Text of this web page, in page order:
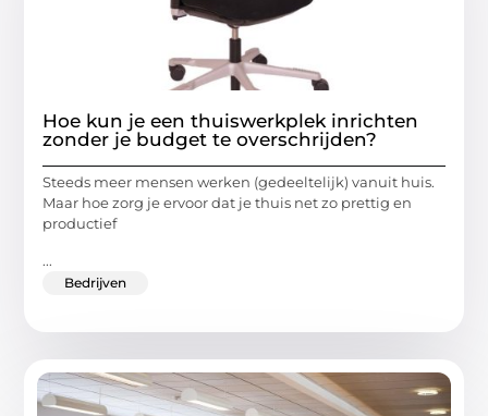
Hoe kun je een thuiswerkplek inrichten
zonder je budget te overschrijden?
Steeds meer mensen werken (gedeeltelijk) vanuit huis.
Maar hoe zorg je ervoor dat je thuis net zo prettig en
productief
...
Bedrijven